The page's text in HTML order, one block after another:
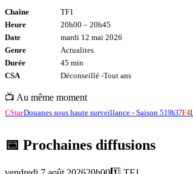
Chaîne
TF1
Heure
20h00 – 20h45
Date
mardi 12 mai 2026
Genre
Actualites
Durée
45 min
CSA
Déconseillé -Tout ans
📺 Au même moment
CStarDouanes sous haute surveillance - Saison 519h37F4
📅 Prochaines diffusions